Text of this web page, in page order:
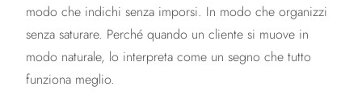
modo che indichi senza imporsi. In modo che organizzi
senza saturare. Perché quando un cliente si muove in
modo naturale, lo interpreta come un segno che tutto
funziona meglio.